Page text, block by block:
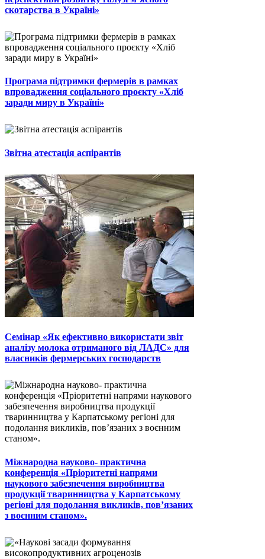
скотарства в Україні»
Програма підтримки фермерів в рамках
впровадження соціального проєкту «Хліб
заради миру в Україні»
Звітна атестація аспірантів
Семінар «Як ефективно використати звіт
аналізу молока отриманого від ЛАДС» для
власників фермерських господарств
Міжнародна науково- практична
конференція «Пріоритетні напрями
наукового забезпечення виробництва
продукції тваринництва у Карпатському
регіоні для подолання викликів, пов’язаних
з воєнним станом».